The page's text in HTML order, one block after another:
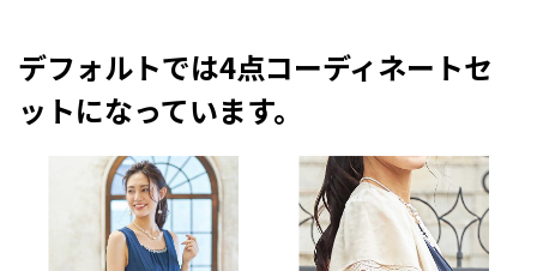
デフォルトでは4点コーディネートセ
ットになっています。